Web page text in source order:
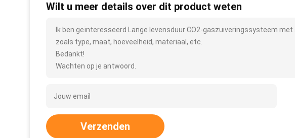
Wilt u meer details over dit product weten
Ik ben geïnteresseerd Lange levensduur CO2-gaszuiveringssysteem
zoals type, maat, hoeveelheid, materiaal, etc.
Bedankt!
Wachten op je antwoord.
Verzenden